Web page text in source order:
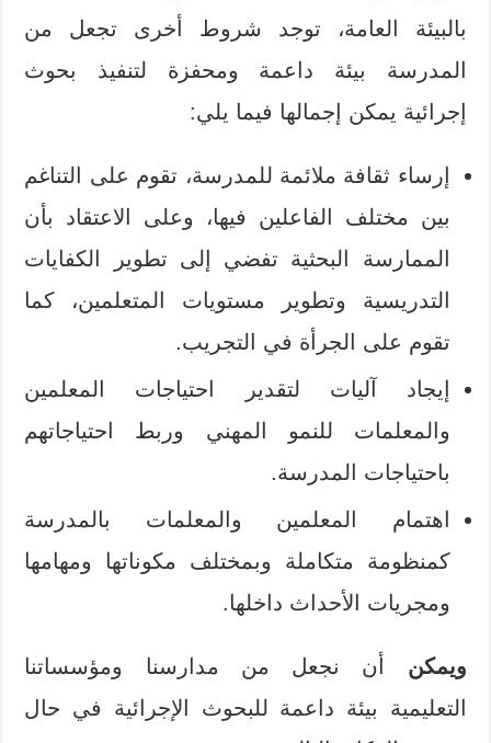
بالبيئة العامة، توجد شروط أخرى تجعل من
المدرسة بيئة داعمة ومحفزة لتنفيذ بحوث
إجرائية يمكن إجمالها فيما يلي:
إرساء ثقافة ملائمة للمدرسة، تقوم على التناغم
بين مختلف الفاعلين فيها، وعلى الاعتقاد بأن
الممارسة البحثية تفضي إلى تطوير الكفايات
التدريسية وتطوير مستويات المتعلمين، كما
تقوم على الجرأة في التجريب.
إيجاد آليات لتقدير احتياجات المعلمين
والمعلمات للنمو المهني وربط احتياجاتهم
باحتياجات المدرسة.
اهتمام المعلمين والمعلمات بالمدرسة
كمنظومة متكاملة وبمختلف مكوناتها ومهامها
ومجريات الأحداث داخلها.
ويمكن أن نجعل من مدارسنا ومؤسساتنا
التعليمية بيئة داعمة للبحوث الإجرائية في حال